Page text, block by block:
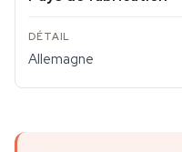
Allemagne